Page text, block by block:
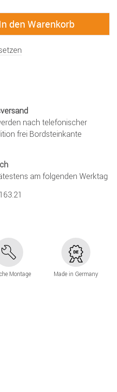
nach telefonischer
frei Bordsteinkante
am folgenden Werktag
Montage Made in Germany